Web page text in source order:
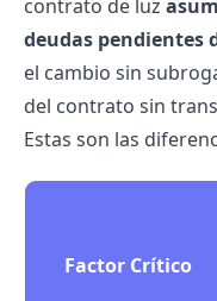
contrato de luz
deudas
el cambio sin
del contrato sin
Estas son las
Factor Crítico